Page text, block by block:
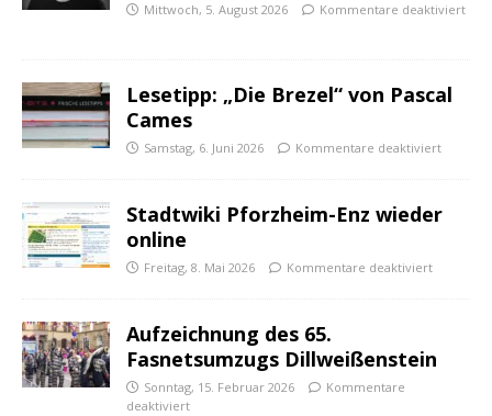
Mittwoch, 5. August 2026 Kommentare deaktiviert
Lesetipp: „Die Brezel“ von Pascal
Cames
Samstag, 6. Juni 2026 Kommentare deaktiviert
Stadtwiki Pforzheim-Enz wieder
online
Freitag, 8. Mai 2026 Kommentare deaktiviert
Aufzeichnung des 65.
Fasnetsumzugs Dillweißenstein
Sonntag, 15. Februar 2026
Kommentare
deaktiviert